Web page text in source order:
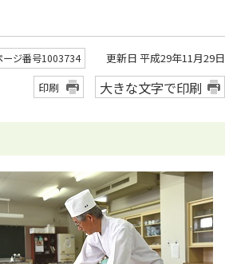
ージ番号1003734
更新日 平成29年11月29日
印刷
大きな文字で印刷